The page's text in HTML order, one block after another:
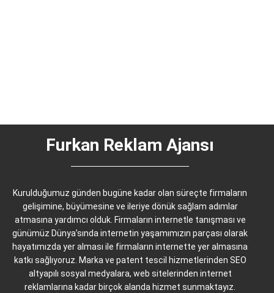
Furkan Reklam Ajansı
Kurulduğumuz günden bugüne kadar olan süreçte firmaların
gelişimine, büyümesine ve ileriye dönük sağlam adımlar
atmasına yardımcı olduk. Firmaların internetle tanışması ve
günümüz Dünya’sında internetin yaşamımızın parçası olarak
hayatımızda yer alması ile firmaların internette yer almasına
katkı sağlıyoruz. Marka ve patent tescil hizmetlerinden SEO
altyapılı sosyal medyalara, web sitelerinden internet
reklamlarına kadar birçok alanda hizmet sunmaktayız.